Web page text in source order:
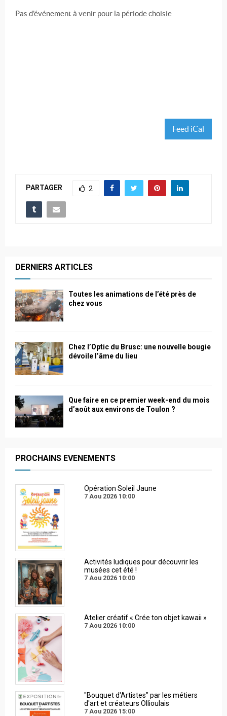
Pas d'événement à venir pour la période choisie
Feed iCal
PARTAGER 2
DERNIERS ARTICLES
Toutes les animations de l’été près de
chez vous
Chez l’Optic du Brusc: une nouvelle bougie
dévoile l’âme du lieu
Que faire en ce premier week-end du mois
d’août aux environs de Toulon ?
PROCHAINS EVENEMENTS
Opération Soleil Jaune
7 Aou 2026 10:00
Activités ludiques pour découvrir les
musées cet été !
7 Aou 2026 10:00
Atelier créatif « Crée ton objet kawaii »
7 Aou 2026 10:00
"Bouquet d'Artistes" par les métiers
d'art et créateurs Ollioulais
7 Aou 2026 15:00